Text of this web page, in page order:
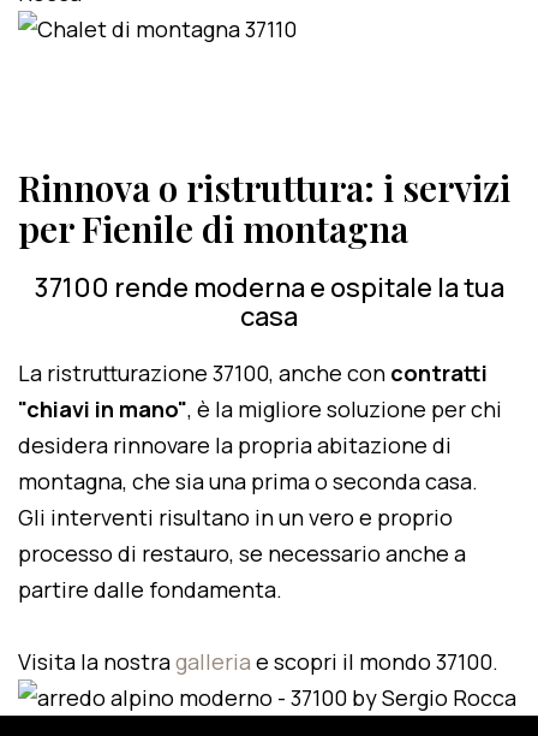
Rinnova o ristruttura: i servizi
per Fienile di montagna
37100 rende moderna e ospitale la tua
casa
La ristrutturazione 37100, anche con contratti
"chiavi in mano", è la migliore soluzione per chi
desidera rinnovare la propria abitazione di
montagna, che sia una prima o seconda casa.
Gli interventi risultano in un vero e proprio
processo di restauro, se necessario anche a
partire dalle fondamenta.
Visita la nostragalleria e scopri il mondo 37100.